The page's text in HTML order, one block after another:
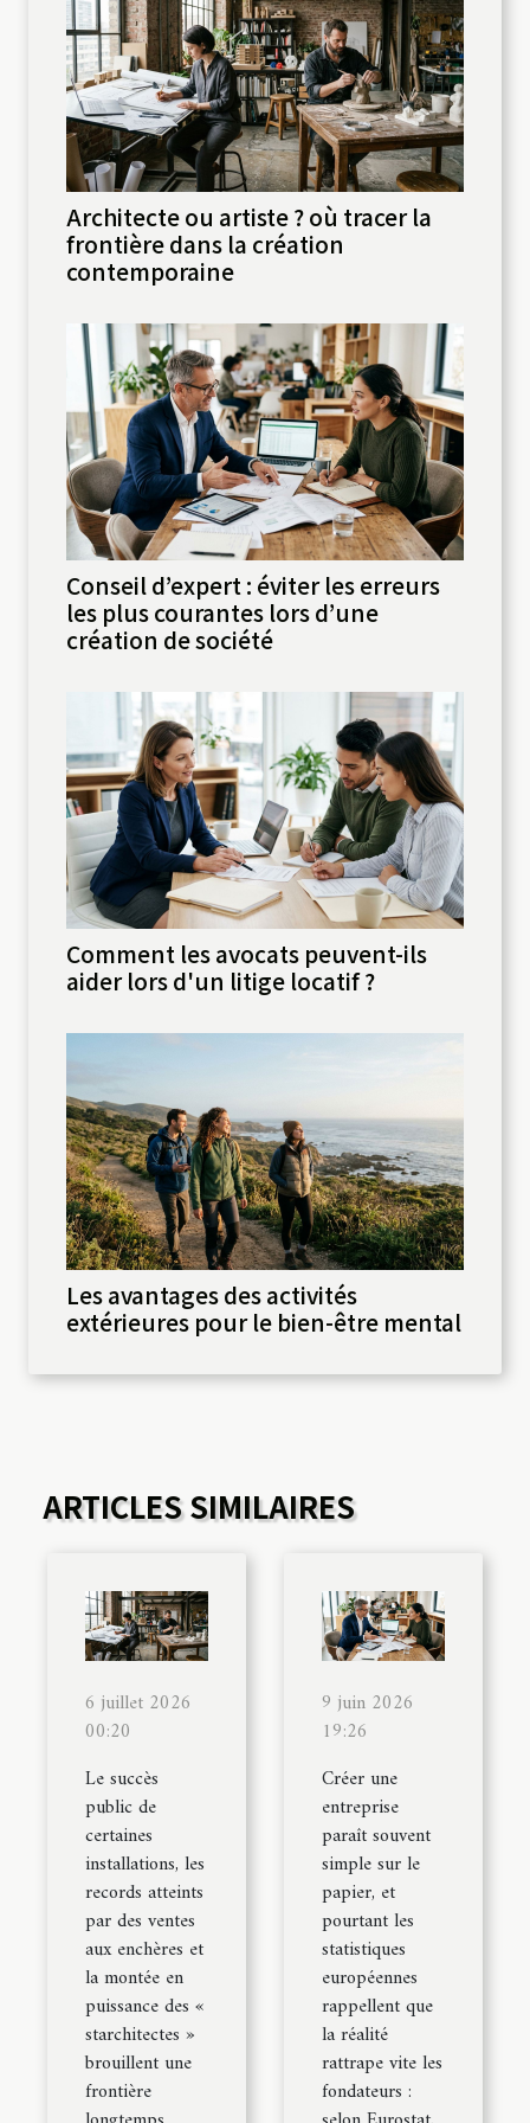
Architecte ou artiste ? où tracer la
frontière dans la création
contemporaine
Conseil d’expert : éviter les erreurs
les plus courantes lors d’une
création de société
Comment les avocats peuvent-ils
aider lors d'un litige locatif ?
Les avantages des activités
extérieures pour le bien-être mental
ARTICLES SIMILAIRES
6 juillet 2026
00:20
Le succès
public de
certaines
installations, les
records atteints
par des ventes
aux enchères et
la montée en
puissance des «
starchitectes »
brouillent une
frontière
9 juin 2026
19:26
Créer une
entreprise
paraît souvent
simple sur le
papier, et
pourtant les
statistiques
européennes
rappellent que
la réalité
rattrape vite les
fondateurs :